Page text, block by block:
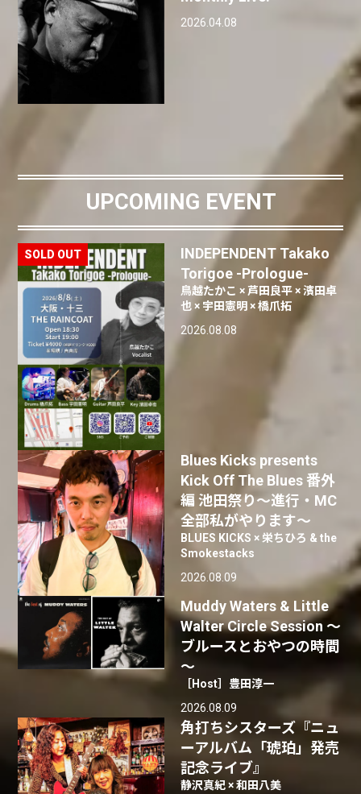
2026.04.08
UPCOMING EVENT
INDEPENDENT Takako
Torigoe -Prologue-
鳥越たかこ × 芦田良平 × 濱田卓
也 × 宇田憲明 × 橋爪拓
2026.08.08
Blues Kicks presents
Kick Off The Blues 番外
編 池田祭り〜進行・MC
全部私がやります〜
BLUES KICKS × 栄ちひろ & the
Smokestacks
2026.08.09
Muddy Waters & Little
Walter Circle Session ～
ブルースとおやつの時間
～
［Host］豊田淳一
2026.08.09
角打ちシスターズ『ニュ
ーアルバム「琥珀」発売
記念ライブ』
静沢真紀 × 和田八美